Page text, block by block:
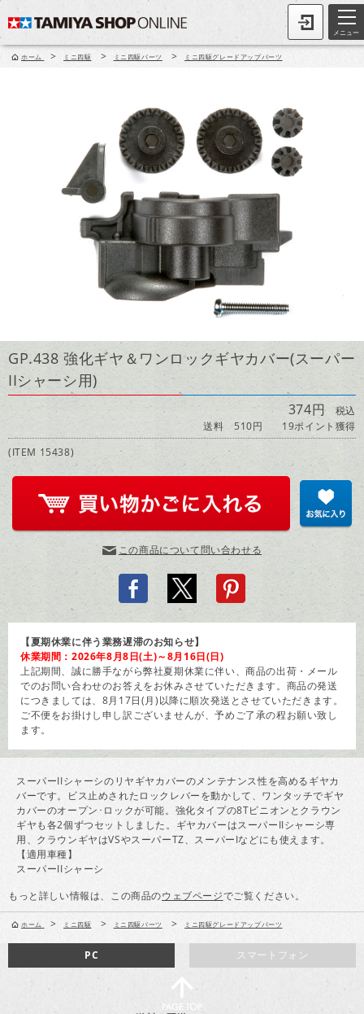
メニュー
ホーム > ミニ四駆 > ミニ四駆パーツ > ミニ四駆グレードアップパーツ
GP.438 強化ギヤ＆ワンロックギヤカバー(スーパー
IIシャーシ用)
374円税込
送料 510円
19ポイント獲得
(ITEM 15438)
この商品について問い合わせる
【夏期休業に伴う業務遅滞のお知らせ】
休業期間：2026年8月8日(土)～8月16日(日)
上記期間、誠に勝手ながら弊社夏期休業に伴い、商品の出荷・メール
でのお問い合わせのお答えをお休みさせていただきます。商品の発送
につきましては、8月17日(月)以降に順次発送とさせていただきます。
ご不便をお掛けし申し訳ございませんが、予めご了承の程お願い致し
ます。
スーパーIIシャーシのリヤギヤカバーのメンテナンス性を高めるギヤカ
バーです。ビス止めされたロックレバーを動かして、ワンタッチでギヤ
カバーのオープン･ロックが可能。強化タイプの8Tピニオンとクラウン
ギヤも各2個ずつセットしました。ギヤカバーはスーパーIIシャーシ専
用、クラウンギヤはVSやスーパーTZ、スーパーIなどにも使えます。
【適用車種】
スーパーIIシャーシ
もっと詳しい情報は、この商品のウェブページでご覧ください。
ホーム > ミニ四駆 > ミニ四駆パーツ > ミニ四駆グレードアップパーツ
スマートフォン
PC